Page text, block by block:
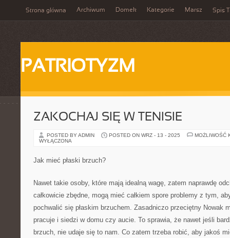
Strona główna Archiwum Domek Kategorie Marsz Spis
PATRIOTYZM
ZAKOCHAJ SIĘ W TENISIE
POSTED BY ADMIN POSTED ON WRZ - 13 - 2025
MOŻLIWOŚĆ
WYŁĄCZONA
Jak mieć płaski brzuch?
Nawet takie osoby, które mają idealną wagę, zatem naprawdę
całkowicie zbędne, mogą mieć całkiem spore problemy z tym,
pochwalić się płaskim brzuchem. Zasadniczo przeciętny Nowak
pracuje i siedzi w domu czy aucie. To sprawia, że nawet jeśli
brzuch, nie udaje się to nam. Co zatem trzeba robić, aby jakoś